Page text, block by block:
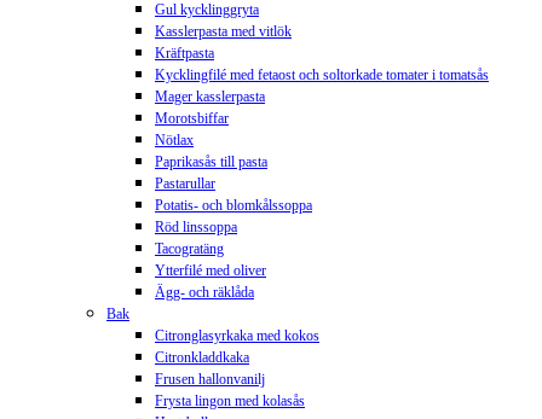
Gul kycklinggryta
Kasslerpasta med vitlök
Kräftpasta
Kycklingfilé med fetaost och soltorkade tomater i tomatsås
Mager kasslerpasta
Morotsbiffar
Nötlax
Paprikasås till pasta
Pastarullar
Potatis- och blomkålssoppa
Röd linssoppa
Tacogratäng
Ytterfilé med oliver
Ägg- och räklåda
Bak
Citronglasyrkaka med kokos
Citronkladdkaka
Frusen hallonvanilj
Frysta lingon med kolasås